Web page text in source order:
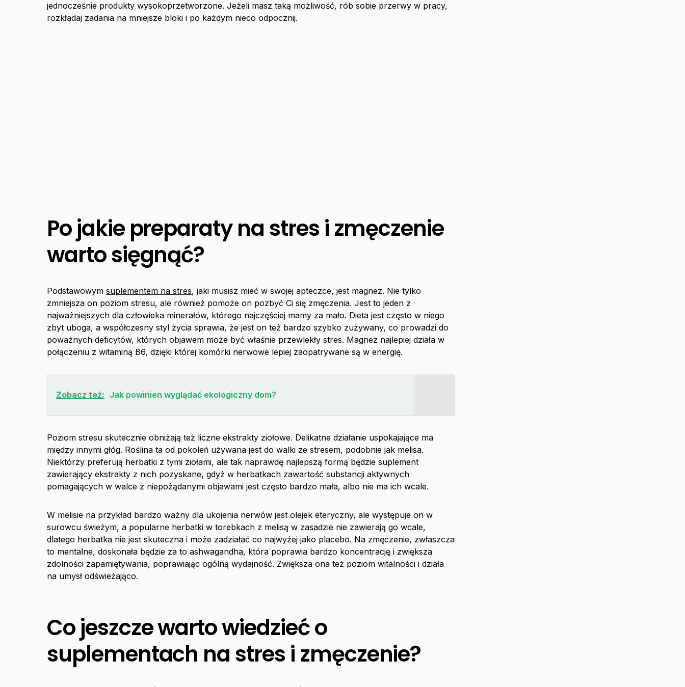
jednocześnie produkty wysokoprzetworzone. Jeżeli masz taką możliwość, rób sobie przerwy w pracy,
rozkładaj zadania na mniejsze bloki i po każdym nieco odpocznij.
Po jakie preparaty na stres i zmęczenie
warto sięgnąć?
Podstawowym suplementem na stres, jaki musisz mieć w swojej apteczce, jest magnez. Nie tylko
zmniejsza on poziom stresu, ale również pomoże on pozbyć Ci się zmęczenia. Jest to jeden z
najważniejszych dla człowieka minerałów, którego najczęściej mamy za mało. Dieta jest często w niego
zbyt uboga, a współczesny styl życia sprawia, że jest on też bardzo szybko zużywany, co prowadzi do
poważnych deficytów, których objawem może być właśnie przewlekły stres. Magnez najlepiej działa w
połączeniu z witaminą B6, dzięki której komórki nerwowe lepiej zaopatrywane są w energię.
Zobacz też: Jak powinien wyglądać ekologiczny dom?
Poziom stresu skutecznie obniżają też liczne ekstrakty ziołowe. Delikatne działanie uspokajające ma
między innymi głóg. Roślina ta od pokoleń używana jest do walki ze stresem, podobnie jak melisa.
Niektórzy preferują herbatki z tymi ziołami, ale tak naprawdę najlepszą formą będzie suplement
zawierający ekstrakty z nich pozyskane, gdyż w herbatkach zawartość substancji aktywnych
pomagających w walce z niepożądanymi objawami jest często bardzo mała, albo nie ma ich wcale.
W melisie na przykład bardzo ważny dla ukojenia nerwów jest olejek eteryczny, ale występuje on w
surowcu świeżym, a popularne herbatki w torebkach z melisą w zasadzie nie zawierają go wcale,
dlatego herbatka nie jest skuteczna i może zadziałać co najwyżej jako placebo. Na zmęczenie, zwłaszcza
to mentalne, doskonała będzie za to ashwagandha, która poprawia bardzo koncentrację i zwiększa
zdolności zapamiętywania, poprawiając ogólną wydajność. Zwiększa ona też poziom witalności i działa
na umysł odświeżająco.
Co jeszcze warto wiedzieć o
suplementach na stres i zmęczenie?